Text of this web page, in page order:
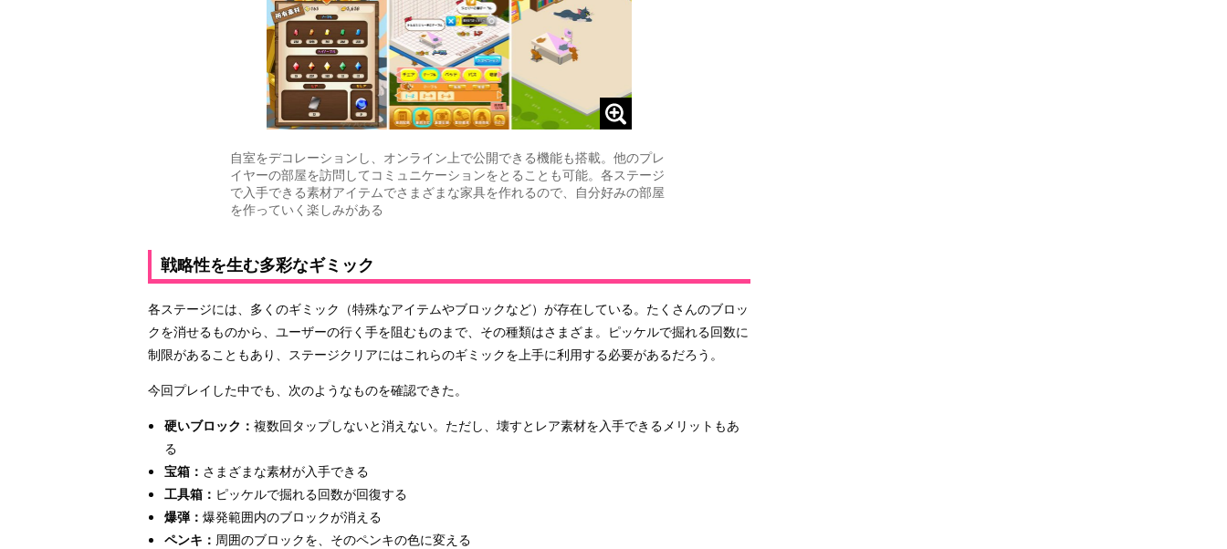
自室をデコレーションし、オンライン上で公開できる機能も搭載。他のプレ
イヤーの部屋を訪問してコミュニケーションをとることも可能。各ステージ
で入手できる素材アイテムでさまざまな家具を作れるので、自分好みの部屋
を作っていく楽しみがある
戦略性を生む多彩なギミック
各ステージには、多くのギミック（特殊なアイテムやブロックなど）が存在している。たくさんのブロッ
クを消せるものから、ユーザーの行く手を阻むものまで、その種類はさまざま。ピッケルで掘れる回数に
制限があることもあり、ステージクリアにはこれらのギミックを上手に利用する必要があるだろう。
今回プレイした中でも、次のようなものを確認できた。
硬いブロック：複数回タップしないと消えない。ただし、壊すとレア素材を入手できるメリットもあ
る
宝箱： さまざまな素材が入手できる
工具箱： ピッケルで掘れる回数が回復する
爆弾：爆発範囲内のブロックが消える
ペンキ： 周囲のブロックを、そのペンキの色に変える